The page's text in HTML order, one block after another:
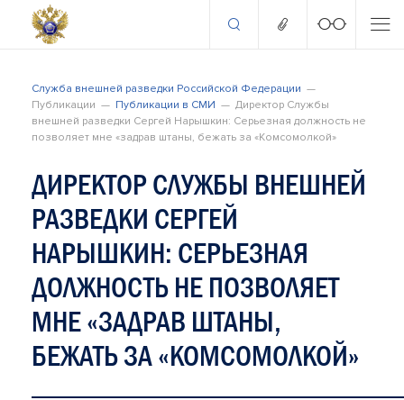
Служба внешней разведки Российской Федерации
Публикации
Публикации в СМИ
Директор Службы
внешней разведки Сергей Нарышкин: Серьезная должность не
позволяет мне «задрав штаны, бежать за «Комсомолкой»
ДИРЕКТОР СЛУЖБЫ ВНЕШНЕЙ
РАЗВЕДКИ СЕРГЕЙ
НАРЫШКИН: СЕРЬЕЗНАЯ
ДОЛЖНОСТЬ НЕ ПОЗВОЛЯЕТ
МНЕ «ЗАДРАВ ШТАНЫ,
БЕЖАТЬ ЗА «КОМСОМОЛКОЙ»